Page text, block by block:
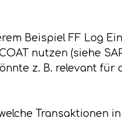
Beispiel FF Log
nutzen (siehe
z. B. relevant
Transaktionen